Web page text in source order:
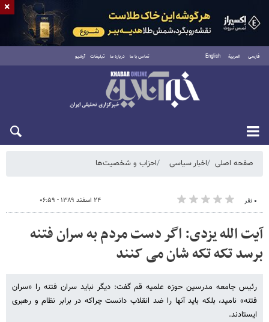
فارسی العربية English تماس با ما درباره ما تبلیغات آرشیو
شنبه ۱۷ مرداد ۱۴۰۵
صفحه اصلی اخبار سیاسی احزاب و شخصیت‌ها
۰ نفر ۲۴ اسفند ۱۳۸۹ - ۰۶:۵۹
آیت الله یزدی: اگر دست مردم به سران فتنه
برسد تکه تکه شان می کنند
رئیس جامعه مدرسین حوزه علمیه قم گفت: دیگر نباید سران فتنه را «سران
فتنه» نامید، بلکه باید آنها را ضد انقلاب دانست چرا‌که در برابر نظام و رهبری
ایستادند.
×